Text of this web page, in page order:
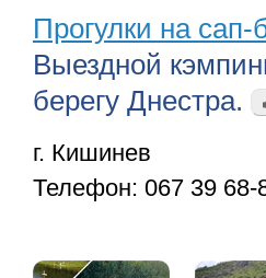
Прогулки на
Выездной
берегу Днестра.
г. Кишинев
Телефон: 067 39 68-